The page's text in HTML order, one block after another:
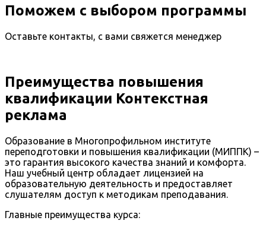
Поможем с выбором программы
Оставьте контакты, с вами свяжется менеджер
Преимущества повышения
квалификации Контекстная
реклама
Образование в Многопрофильном институте
переподготовки и повышения квалификации (МИППК) –
это гарантия высокого качества знаний и комфорта.
Наш учебный центр обладает лицензией на
образовательную деятельность и предоставляет
слушателям доступ к методикам преподавания.
Главные преимущества курса: